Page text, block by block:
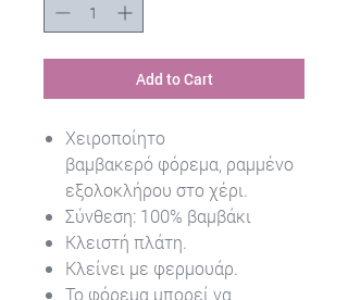
Add to Cart
Χειροποίητο
βαμβακερό φόρεμα, ραμμένο
εξολοκλήρου στο χέρι.
Σύνθεση: 100% βαμβάκι
Κλειστή πλάτη.
Κλείνει με φερμουάρ.
Το φόρεμα μπορεί να